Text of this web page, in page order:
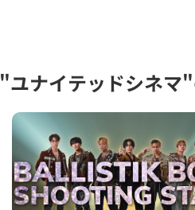
"ユナイテッドシネマ